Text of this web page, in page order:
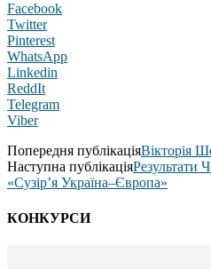
Facebook
Twitter
Pinterest
WhatsApp
Linkedin
ReddIt
Telegram
Viber
Попередня публікаціяВікторія
Наступна публікаціяРезультати
«Сузір’я Україна–Європа»
КОНКУРСИ